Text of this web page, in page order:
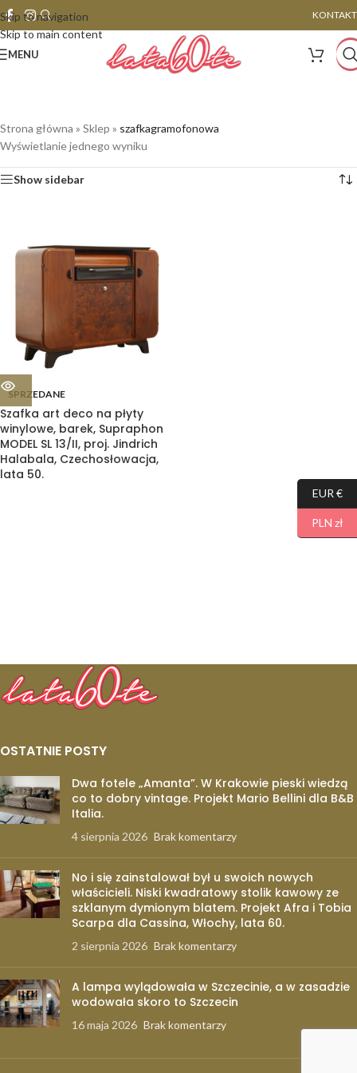
Skip to navigation
Skip to main content
KONTAKT
MENU
Strona główna » Sklep » szafkagramofonowa
Wyświetlanie jednego wyniku
Show sidebar
SPRZEDANE
Szafka art deco na płyty
winylowe, barek, Supraphon
MODEL SL 13/II, proj. Jindrich
Halabala, Czechosłowacja,
lata 50.
OSTATNIE POSTY
Dwa fotele „Amanta”. W Krakowie pieski wiedzą
co to dobry vintage. Projekt Mario Bellini dla B&B
Italia.
4 sierpnia 2026 Brak komentarzy
No i się zainstalował był u swoich nowych
właścicieli. Niski kwadratowy stolik kawowy ze
szklanym dymionym blatem. Projekt Afra i Tobia
Scarpa dla Cassina, Włochy, lata 60.
2 sierpnia 2026 Brak komentarzy
A lampa wylądowała w Szczecinie, a w zasadzie
wodowała skoro to Szczecin
16 maja 2026 Brak komentarzy
EUR €
PLN zł